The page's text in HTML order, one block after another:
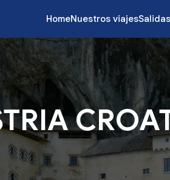
HomeNuestros viajes